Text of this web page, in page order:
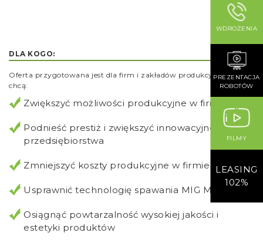
DLA KOGO:
Oferta przygotowana jest dla firm i zakładów produkcyjnych które
chcą:
Zwiększyć możliwości produkcyjne w firmie
Podnieść prestiż i zwiększyć innowacyjność
przedsiębiorstwa
Zmniejszyć koszty produkcyjne w firmie
Usprawnić technologię spawania MIG MAG
Osiągnąć powtarzalność wysokiej jakości i
estetyki produktów
WDROŻENIA
PREZENTACJA
ROBOTÓW
FILMY
LEASING
102%